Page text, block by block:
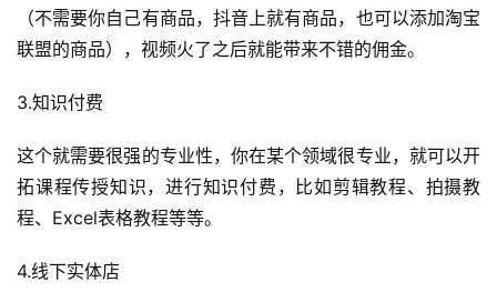
（不需要你自己有商品，抖音上就有商品，也可以添加淘宝
联盟的商品），视频火了之后就能带来不错的佣金。
3.知识付费
这个就需要很强的专业性，你在某个领域很专业，就可以开
拓课程传授知识，进行知识付费，比如剪辑教程、拍摄教
程、Excel表格教程等等。
4.线下实体店